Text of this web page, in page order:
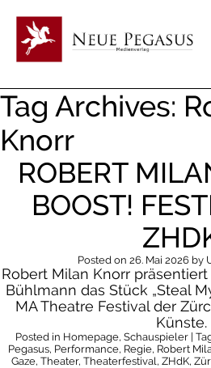
Tag Archives:
Knorr
ROBERT
BOOST!
Posted on 26. Mai 2026by
Robert Milan Knorr
Bühlmann das Stück „Steal
MA Theatre Festival der
Künste.
Posted in Homepage, Schauspieler |
Pegasus, Performance, Regie, Robert
Gaze, Theater, Theaterfestival, ZHdK,